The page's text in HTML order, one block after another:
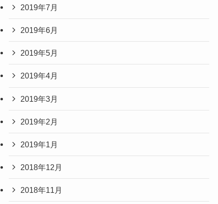
2019年7月
2019年6月
2019年5月
2019年4月
2019年3月
2019年2月
2019年1月
2018年12月
2018年11月